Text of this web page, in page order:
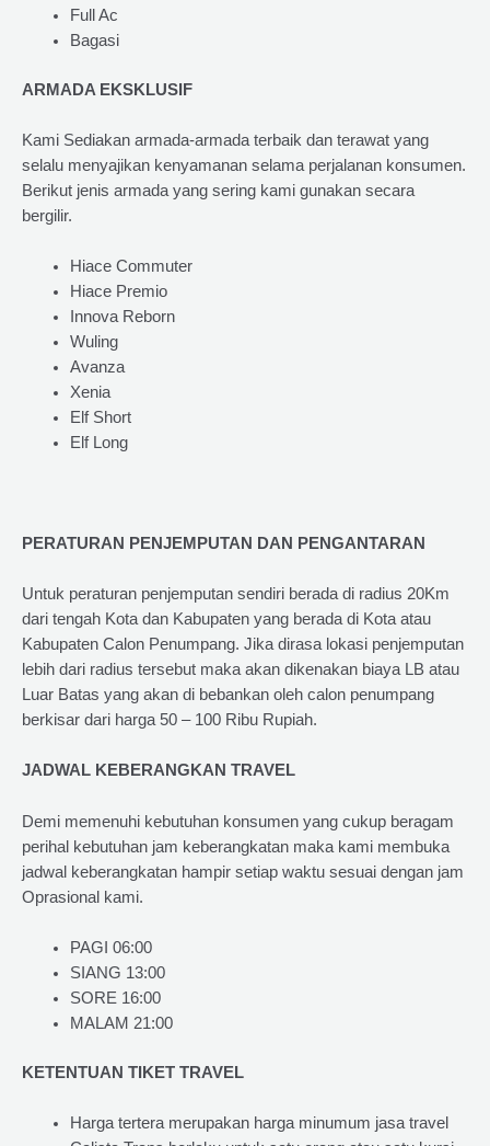
Full Ac
Bagasi
ARMADA EKSKLUSIF
Kami Sediakan armada-armada terbaik dan terawat yang
selalu menyajikan kenyamanan selama perjalanan konsumen.
Berikut jenis armada yang sering kami gunakan secara
bergilir.
Hiace Commuter
Hiace Premio
Innova Reborn
Wuling
Avanza
Xenia
Elf Short
Elf Long
PERATURAN PENJEMPUTAN DAN PENGANTARAN
Untuk peraturan penjemputan sendiri berada di radius 20Km
dari tengah Kota dan Kabupaten yang berada di Kota atau
Kabupaten Calon Penumpang. Jika dirasa lokasi penjemputan
lebih dari radius tersebut maka akan dikenakan biaya LB atau
Luar Batas yang akan di bebankan oleh calon penumpang
berkisar dari harga 50 – 100 Ribu Rupiah.
JADWAL KEBERANGKAN TRAVEL
Demi memenuhi kebutuhan konsumen yang cukup beragam
perihal kebutuhan jam keberangkatan maka kami membuka
jadwal keberangkatan hampir setiap waktu sesuai dengan jam
Oprasional kami.
PAGI 06:00
SIANG 13:00
SORE 16:00
MALAM 21:00
KETENTUAN TIKET TRAVEL
Harga tertera merupakan harga minumum jasa travel